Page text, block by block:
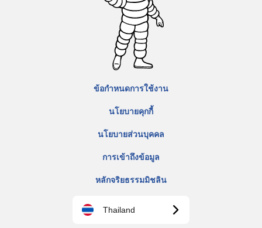
ข้อกำหนดการใช้งาน
นโยบายคุกกี้
นโยบายส่วนบุคคล
การเข้าถึงข้อมูล
หลักจริยธรรมมิชลิน
Thailand